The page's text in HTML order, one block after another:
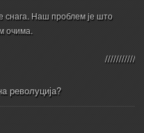
снага. Наш проблем је што
очима.
револуција?